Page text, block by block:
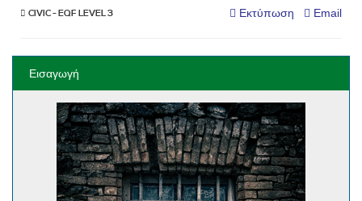
Εκτύπωση Email
CIVIC - EQF LEVEL 3
Εισαγωγή